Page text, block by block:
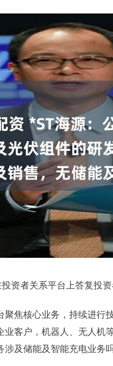
资者关系平台上答复投资
焦核心业务，持续进行
客户，机器人、无人机
及储能及智能充电业务